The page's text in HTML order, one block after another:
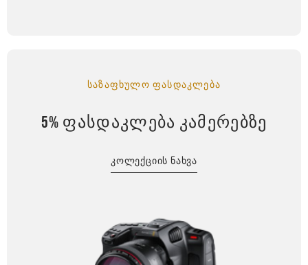
ᲡᲐᲖᲐᲤᲮᲣᲚᲝ ᲤᲐᲡᲓᲐᲙᲚᲔᲑᲐ
5% ᲤᲐᲡᲓᲐᲙᲚᲔᲑᲐ ᲙᲐᲛᲔᲠᲔᲑᲖᲔ
ᲙᲝᲚᲔᲥᲪᲘᲘᲡ ᲜᲐᲮᲕᲐ